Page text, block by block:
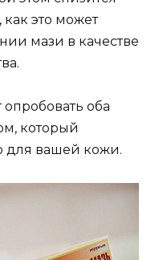
это может
мази в качестве
оба
который
для вашей кожи.